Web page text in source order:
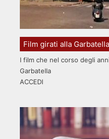
Film girati alla Garbatella
I film che nel corso degli
Garbatella
ACCEDI